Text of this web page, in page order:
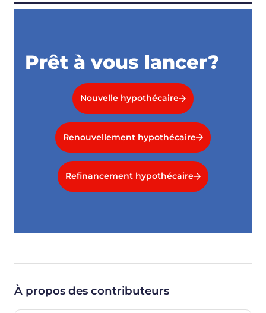
Prêt à vous lancer?
Nouvelle hypothécaire
Renouvellement hypothécaire
Refinancement hypothécaire
À propos des contributeurs